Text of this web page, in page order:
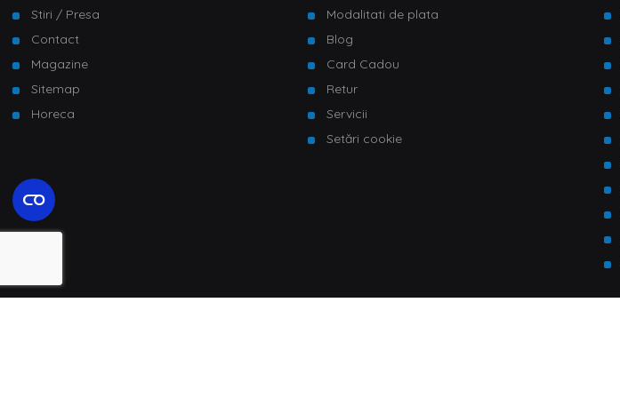
Stiri / Presa
Contact
Magazine
Sitemap
Horeca
Modalitati de plata
Blog
Card Cadou
Retur
Servicii
Setări cookie